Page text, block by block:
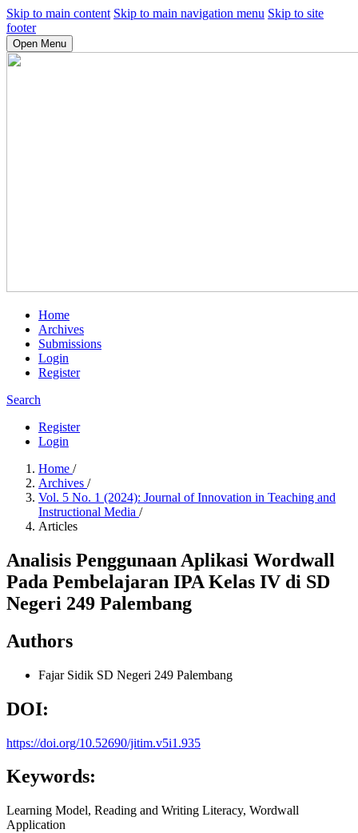
Skip to main content Skip to main navigation menu Skip to site
footer
Open Menu
Home
Archives
Submissions
Login
Register
Search
Register
Login
Home /
Archives /
Vol. 5 No. 1 (2024): Journal of Innovation in Teaching and
Instructional Media /
Articles
Analisis Penggunaan Aplikasi Wordwall
Pada Pembelajaran IPA Kelas IV di SD
Negeri 249 Palembang
Authors
Fajar Sidik SD Negeri 249 Palembang
DOI:
https://doi.org/10.52690/jitim.v5i1.935
Keywords:
Learning Model, Reading and Writing Literacy, Wordwall
Application